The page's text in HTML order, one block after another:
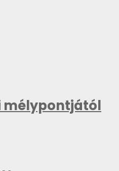
mélypontjától